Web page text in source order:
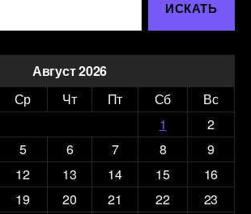
Август 2026
Ср Чт Пт Сб
Вс
1
2
5 6 7 8
9
12 13 14 15
16
19 20 21 22
23